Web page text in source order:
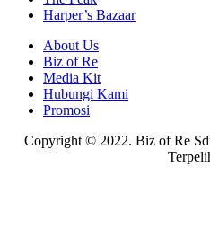
Harper’s Bazaar
About Us
Biz of Re
Media Kit
Hubungi Kami
Promosi
Copyright © 2022. Biz of Re